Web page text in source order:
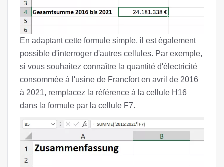
En adaptant cette formule simple, il est également
possible d'interroger d'autres cellules. Par exemple,
si vous souhaitez connaître la quantité d'électricité
consommée à l'usine de Francfort en avril de 2016
à 2021, remplacez la référence à la cellule H16
dans la formule par la cellule F7.